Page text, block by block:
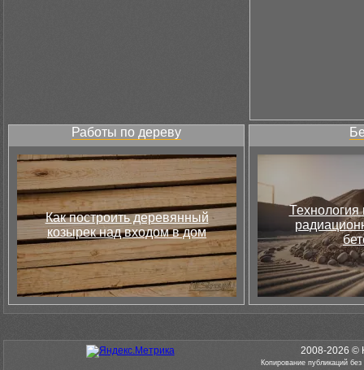
Работы по дереву
Как построить деревянный
козырек над входом в дом
Технология
2008-2026 ©
Копирование публикаций